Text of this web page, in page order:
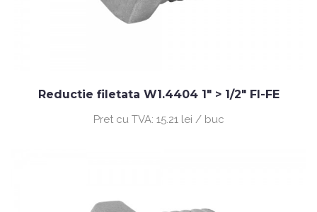
Reductie filetata W1.4404 1" > 1/2" FI-FE
Pret cu TVA: 15.21 lei / buc